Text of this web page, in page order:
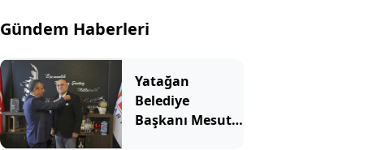
Gündem Haberleri
Yatağan
Belediye
Başkanı Mesut